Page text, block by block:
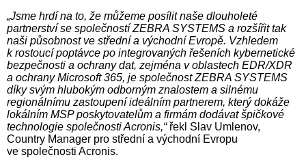
„Jsme hrdí na to, že můžeme posílit naše dlouholeté
partnerství se společností ZEBRA SYSTEMS a rozšířit tak
naši působnost ve střední a východní Evropě. Vzhledem
k rostoucí poptávce po integrovaných řešeních kybernetické
bezpečnosti a ochrany dat, zejména v oblastech EDR/XDR
a ochrany Microsoft 365, je společnost ZEBRA SYSTEMS
díky svým hlubokým odborným znalostem a silnému
regionálnímu zastoupení ideálním partnerem, který dokáže
lokálním MSP poskytovatelům a firmám dodávat špičkové
technologie společnosti Acronis,“řekl Slav Umlenov,
Country Manager pro střední a východní Evropu
ve společnosti Acronis.